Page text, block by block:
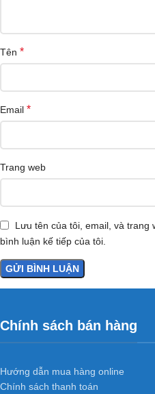
Tên *
Email *
Trang web
Lưu tên của tôi, email, và trang
bình luận kế tiếp của tôi.
Chính sách bán hàng
Hướng dẫn mua hàng online
Chính sách thanh toán